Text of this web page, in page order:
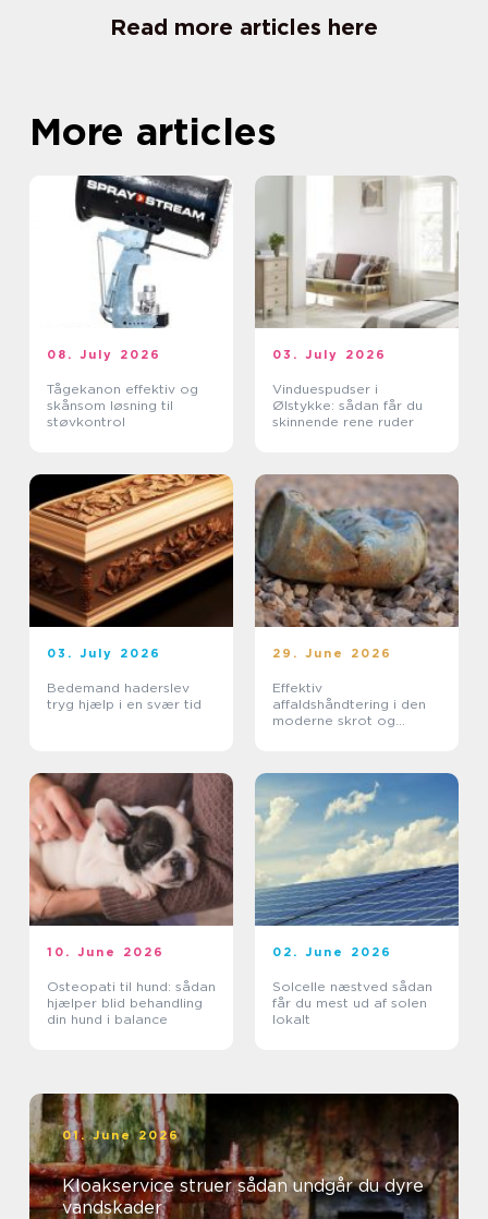
Read more articles here
More articles
08. July 2026
Tågekanon effektiv og
skånsom løsning til
støvkontrol
03. July 2026
Vinduespudser i
Ølstykke: sådan får du
skinnende rene ruder
03. July 2026
Bedemand haderslev
tryg hjælp i en svær tid
29. June 2026
Effektiv
affaldshåndtering i den
moderne skrot og
10. June 2026
Osteopati til hund: sådan
hjælper blid behandling
din hund i balance
02. June 2026
Solcelle næstved sådan
får du mest ud af solen
lokalt
01. June 2026
Kloakservice struer sådan undgår du dyre
vandskader